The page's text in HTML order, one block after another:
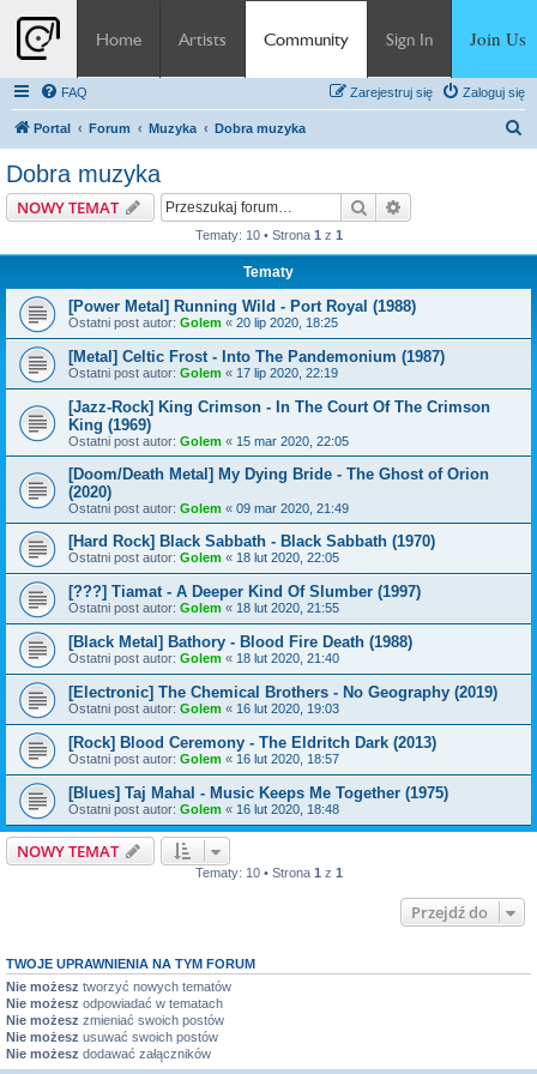
Home Artists Community Sign In Join Us
FAQ Zaloguj się
Zarejestruj się
Portal Forum Muzyka Dobra muzyka
Dobra muzyka
NOWY TEMAT Szukaj
Tematy: 10 • Strona 1 z 1
Tematy
[Power Metal] Running Wild - Port Royal (1988)
Ostatni post autor: Golem « 20 lip 2020, 18:25
[Metal] Celtic Frost - Into The Pandemonium (1987)
Ostatni post autor: Golem « 17 lip 2020, 22:19
[Jazz-Rock] King Crimson - In The Court Of The Crimson
King (1969)
Ostatni post autor: Golem « 15 mar 2020, 22:05
[Doom/Death Metal] My Dying Bride - The Ghost of Orion
(2020)
Ostatni post autor: Golem « 09 mar 2020, 21:49
[Hard Rock] Black Sabbath - Black Sabbath (1970)
Ostatni post autor: Golem « 18 lut 2020, 22:05
[???] Tiamat - A Deeper Kind Of Slumber (1997)
Ostatni post autor: Golem « 18 lut 2020, 21:55
[Black Metal] Bathory - Blood Fire Death (1988)
Ostatni post autor: Golem « 18 lut 2020, 21:40
[Electronic] The Chemical Brothers - No Geography (2019)
Ostatni post autor: Golem « 16 lut 2020, 19:03
[Rock] Blood Ceremony - The Eldritch Dark (2013)
Ostatni post autor: Golem « 16 lut 2020, 18:57
[Blues] Taj Mahal - Music Keeps Me Together (1975)
Ostatni post autor: Golem « 16 lut 2020, 18:48
NOWY TEMAT
Tematy: 10 • Strona 1 z 1
Przejdź do
TWOJE UPRAWNIENIA NA TYM FORUM
Nie możesz tworzyć nowych tematów
Nie możesz odpowiadać w tematach
Nie możesz zmieniać swoich postów
Nie możesz usuwać swoich postów
Nie możesz dodawać załączników